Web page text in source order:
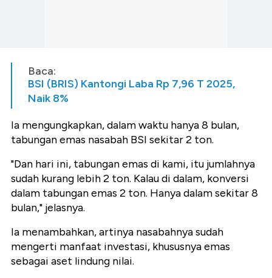
Baca:
BSI (BRIS) Kantongi Laba Rp 7,96 T 2025,
Naik 8%
Ia mengungkapkan, dalam waktu hanya 8 bulan,
tabungan emas nasabah BSI sekitar 2 ton.
"Dan hari ini, tabungan emas di kami, itu jumlahnya
sudah kurang lebih 2 ton. Kalau di dalam, konversi
dalam tabungan emas 2 ton. Hanya dalam sekitar 8
bulan," jelasnya.
Ia menambahkan, artinya nasabahnya sudah
mengerti manfaat investasi, khususnya emas
sebagai aset lindung nilai.